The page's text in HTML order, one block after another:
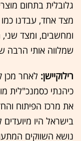
גלובלית בתחום
מצד אחד, עבדנו
ומחשבים, ומצד
שמלווה אותי הרבה
רילוקיישן: לאחר מכן
את מרכז הפיתוח
בישראל היו
נושא השווקים